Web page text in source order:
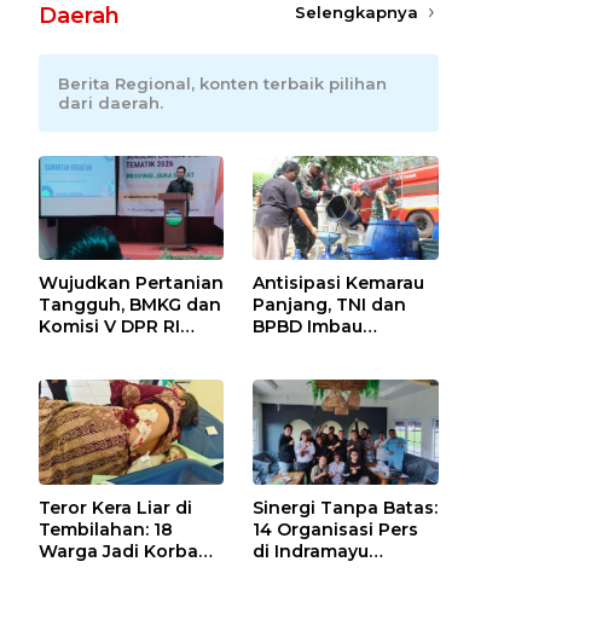
Daerah Selengkapnya
Berita Regional, konten terbaik pilihan
dari daerah.
Wujudkan Pertanian
Tangguh, BMKG dan
Komisi V DPR RI
Sekolah Lapang
Iklim
Antisipasi Kemarau
Panjang, TNI dan
BPBD Imbau
Kebakaran
Teror Kera Liar di
Tembilahan: 18
Warga Jadi Korban
Sinergi Tanpa Batas:
14 Organisasi Pers
di Indramayu